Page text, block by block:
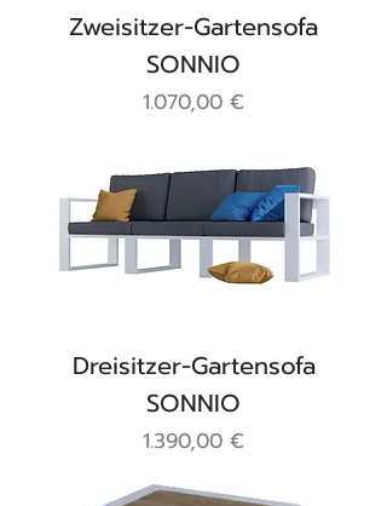
Zweisitzer-Gartensofa
SONNIO
Preis
1.070,00 €
Dreisitzer-Gartensofa
SONNIO
Preis
1.390,00 €